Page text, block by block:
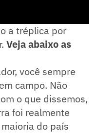
a tréplica por
Veja abaixo as
você sempre
campo. Não
o que dissemos,
foi realmente
do país